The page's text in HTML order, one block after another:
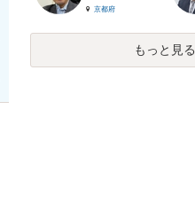
京都府
もっと見る